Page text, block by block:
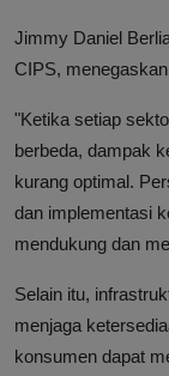
Jimmy Daniel
CIPS,
"Ketika setiap
berbeda, dampak
kurang optimal.
dan implementasi
mendukung dan
Selain itu,
menjaga
konsumen dapat